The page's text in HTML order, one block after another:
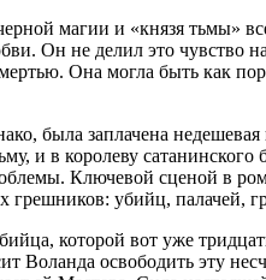
магии и «князя тьмы»
Он не делил это чувство
Она могла быть как
была заплачена
и в королеву
Ключевой сценой в
грешников: убийц, палачей,
которой вот уже
Воланда освободить эту